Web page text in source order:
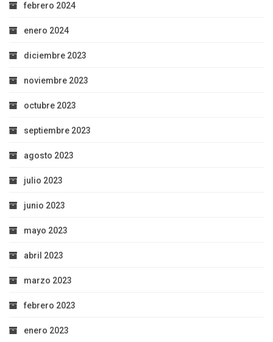
febrero 2024
enero 2024
diciembre 2023
noviembre 2023
octubre 2023
septiembre 2023
agosto 2023
julio 2023
junio 2023
mayo 2023
abril 2023
marzo 2023
febrero 2023
enero 2023